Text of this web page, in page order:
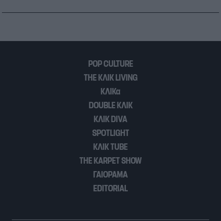
POP CULTURE
THE ΚΛΙΚ LIVING
ΚΛΙΚα
DOUBLE ΚΛΙΚ
ΚΛΙΚ DIVA
SPOTLIGHT
ΚΛΙΚ TUBE
THE KARPET SHOW
ΓΑΙΟΡΑΜΑ
EDITORIAL